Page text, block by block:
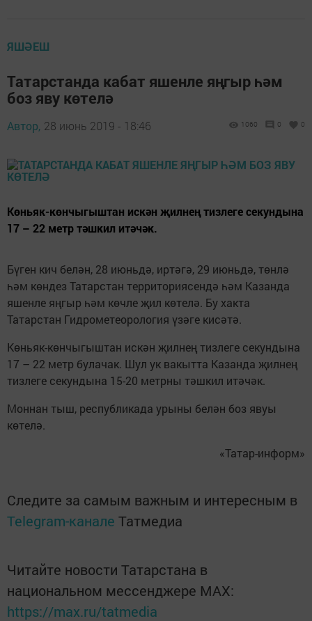
ЯШӘЕШ
Татарстанда кабат яшенле яңгыр һәм
боз яву көтелә
Автор, 28 июнь 2019 - 18:46 1060 0 0
Көньяк-көнчыгыштан искән җилнең тизлеге секундына
17 – 22 метр тәшкил итәчәк.
Бүген кич белән, 28 июньдә, иртәгә, 29 июньдә, төнлә
һәм көндез Татарстан территориясендә һәм Казанда
яшенле яңгыр һәм көчле җил көтелә. Бу хакта
Татарстан Гидрометеорология үзәге кисәтә.
Көньяк-көнчыгыштан искән җилнең тизлеге секундына
17 – 22 метр булачак. Шул ук вакытта Казанда җилнең
тизлеге секундына 15-20 метрны тәшкил итәчәк.
Моннан тыш, республикада урыны белән боз явуы
көтелә.
«Татар-информ»
Следите за самым важным и интересным в
Telegram-канале Татмедиа
Читайте новости Татарстана в
национальном мессенджере MАХ:
https://max.ru/tatmedia